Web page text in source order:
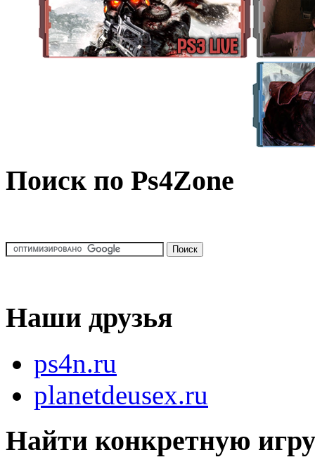
Поиск по Ps4Zone
Наши друзья
ps4n.ru
planetdeusex.ru
Найти конкретную